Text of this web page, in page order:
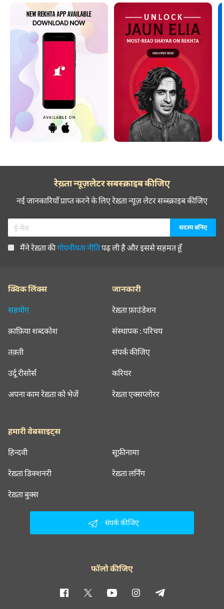
रेख़्ता न्यूज़लेटर सबस्क्राइब कीजिए
नई जानकारियाँ प्राप्त करने के लिए रेख़्ता न्यूज़ लेटर सब्स्क्राइब कीजिए
मैंने रेख़्ता कीगोपनीयता नीतिपढ़ ली है और इससे सहमत हूँ
क्विक लिंक्स
सहयोग
क़ाफ़िया शब्दकोश
तक़्ती
उर्दू रीसोर्स
अपना काम रेख़्ता को भेजें
जानकारी
रेख़्ता फ़ाउंडेशन
संस्थापक : परिचय
संपर्क कीजिए
करियर
रेख़्ता एक्सप्लोरर
हमारी वेबसाइट्स
हिन्दवी सूफ़ीनामा
रेख़्ता डिक्शनरी रेख़्ता लर्निंग
रेख़्ता बुक्स
संपर्क कीजिए
फॉलो कीजिए